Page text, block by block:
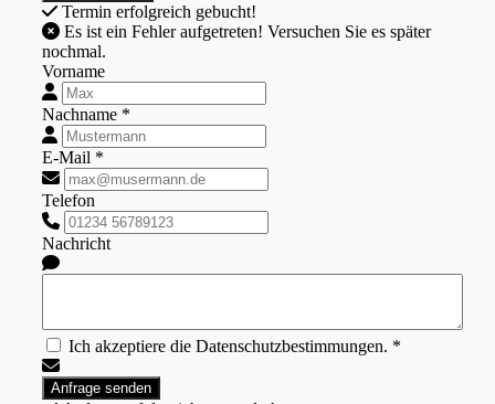
Termin erfolgreich gebucht!
nochmal.
Vorname
Nachname *
E-Mail *
Telefon
Nachricht
Ich akzeptiere die Datenschutzbestimmungen. *